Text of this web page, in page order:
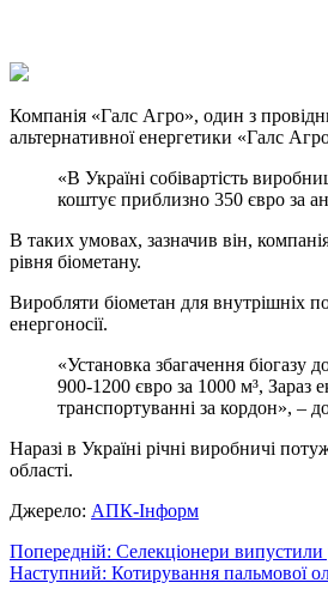
Link
Print
Компанія «Галс Агро», один з
альтернативної енергетики «Галс
«В Україні собівартість
коштує приблизно 350 євро за
В таких умовах, зазначив він,
рівня біометану.
Виробляти біометан для внутрішніх
енергоносії.
«Установка збагачення біогазу
900-1200 євро за 1000 м³, Зараз
транспортуванні за кордон», –
Наразі в Україні річні виробничі
області.
Джерело: АПК-Інформ
Навігація
Попередній: Селекціонери
Наступний: Котирування пальмової